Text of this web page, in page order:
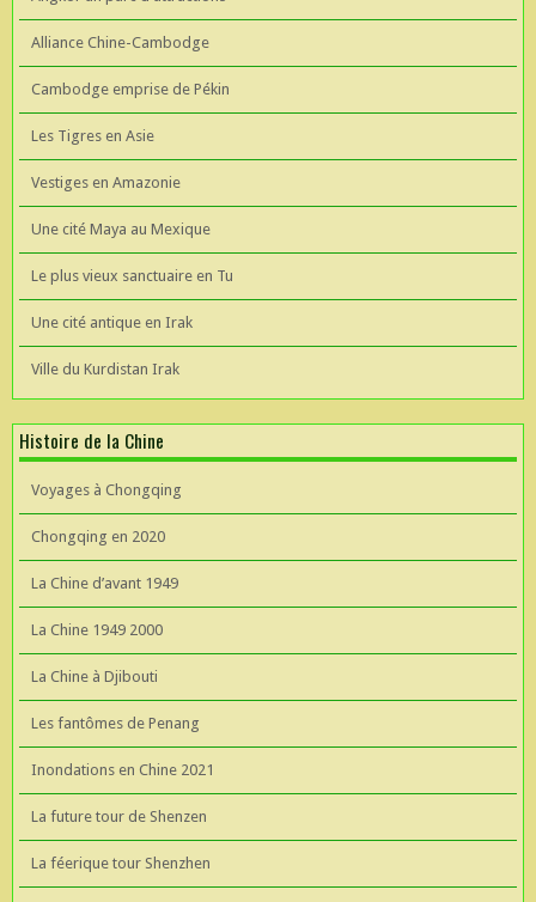
Alliance Chine-Cambodge
Cambodge emprise de Pékin
Les Tigres en Asie
Vestiges en Amazonie
Une cité Maya au Mexique
Le plus vieux sanctuaire en Tu
Une cité antique en Irak
Ville du Kurdistan Irak
Histoire de la Chine
Voyages à Chongqing
Chongqing en 2020
La Chine d’avant 1949
La Chine 1949 2000
La Chine à Djibouti
Les fantômes de Penang
Inondations en Chine 2021
La future tour de Shenzen
La féerique tour Shenzhen